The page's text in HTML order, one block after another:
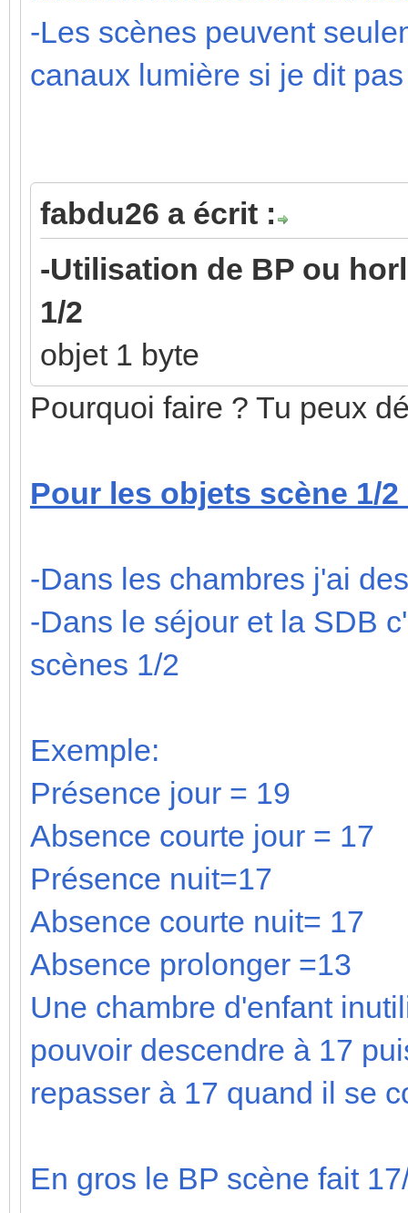
-Les scènes peuvent
canaux lumière si je dit
fabdu26 a écrit :
-Utilisation de BP ou
1/2
objet 1 byte
Pourquoi faire ? Tu peux
Pour les objets scène 1/
-Dans les chambres j'ai
-Dans le séjour et la SDB
scènes 1/2
Exemple:
Présence jour = 19
Absence courte jour = 17
Présence nuit=17
Absence courte nuit= 17
Absence prolonger =13
Une chambre d'enfant
pouvoir descendre à 17
repasser à 17 quand il se
En gros le BP scène fait